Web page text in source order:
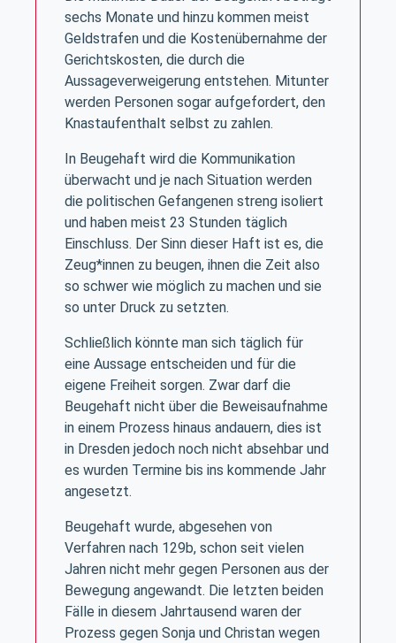
sechs Monate und hinzu kommen meist
Geldstrafen und die Kostenübernahme der
Gerichtskosten, die durch die
Aussageverweigerung entstehen. Mitunter
werden Personen sogar aufgefordert, den
Knastaufenthalt selbst zu zahlen.
In Beugehaft wird die Kommunikation
überwacht und je nach Situation werden
die politischen Gefangenen streng isoliert
und haben meist 23 Stunden täglich
Einschluss. Der Sinn dieser Haft ist es, die
Zeug*innen zu beugen, ihnen die Zeit also
so schwer wie möglich zu machen und sie
so unter Druck zu setzten.
Schließlich könnte man sich täglich für
eine Aussage entscheiden und für die
eigene Freiheit sorgen. Zwar darf die
Beugehaft nicht über die Beweisaufnahme
in einem Prozess hinaus andauern, dies ist
in Dresden jedoch noch nicht absehbar und
es wurden Termine bis ins kommende Jahr
angesetzt.
Beugehaft wurde, abgesehen von
Verfahren nach 129b, schon seit vielen
Jahren nicht mehr gegen Personen aus der
Bewegung angewandt. Die letzten beiden
Fälle in diesem Jahrtausend waren der
Prozess gegen Sonja und Christan wegen